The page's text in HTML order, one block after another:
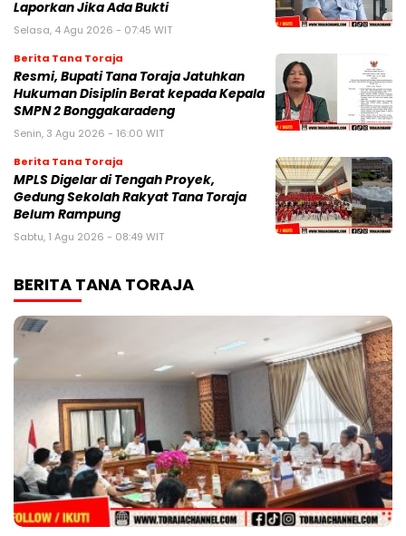
Laporkan Jika Ada Bukti
Selasa, 4 Agu 2026 - 07:45 WIT
Berita Tana Toraja
Resmi, Bupati Tana Toraja Jatuhkan
Hukuman Disiplin Berat kepada Kepala
SMPN 2 Bonggakaradeng
Senin, 3 Agu 2026 - 16:00 WIT
Berita Tana Toraja
MPLS Digelar di Tengah Proyek,
Gedung Sekolah Rakyat Tana Toraja
Belum Rampung
Sabtu, 1 Agu 2026 - 08:49 WIT
BERITA TANA TORAJA